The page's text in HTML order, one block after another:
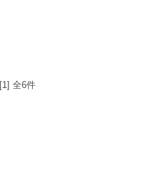
[1] 全6件